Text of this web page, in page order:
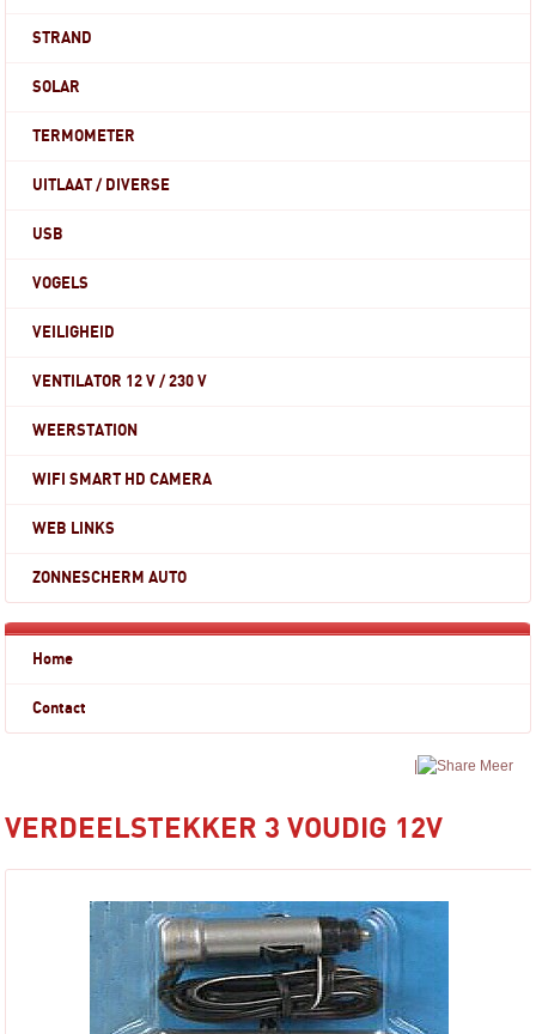
STRAND
SOLAR
TERMOMETER
UITLAAT / DIVERSE
USB
VOGELS
VEILIGHEID
VENTILATOR 12 V / 230 V
WEERSTATION
WIFI SMART HD CAMERA
WEB LINKS
ZONNESCHERM AUTO
Home
Contact
Meer
VERDEELSTEKKER 3 VOUDIG 12V